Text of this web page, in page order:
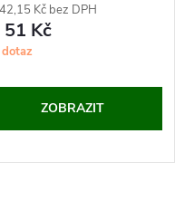
Kč bez DPH
51 Kč
ZOBRAZIT